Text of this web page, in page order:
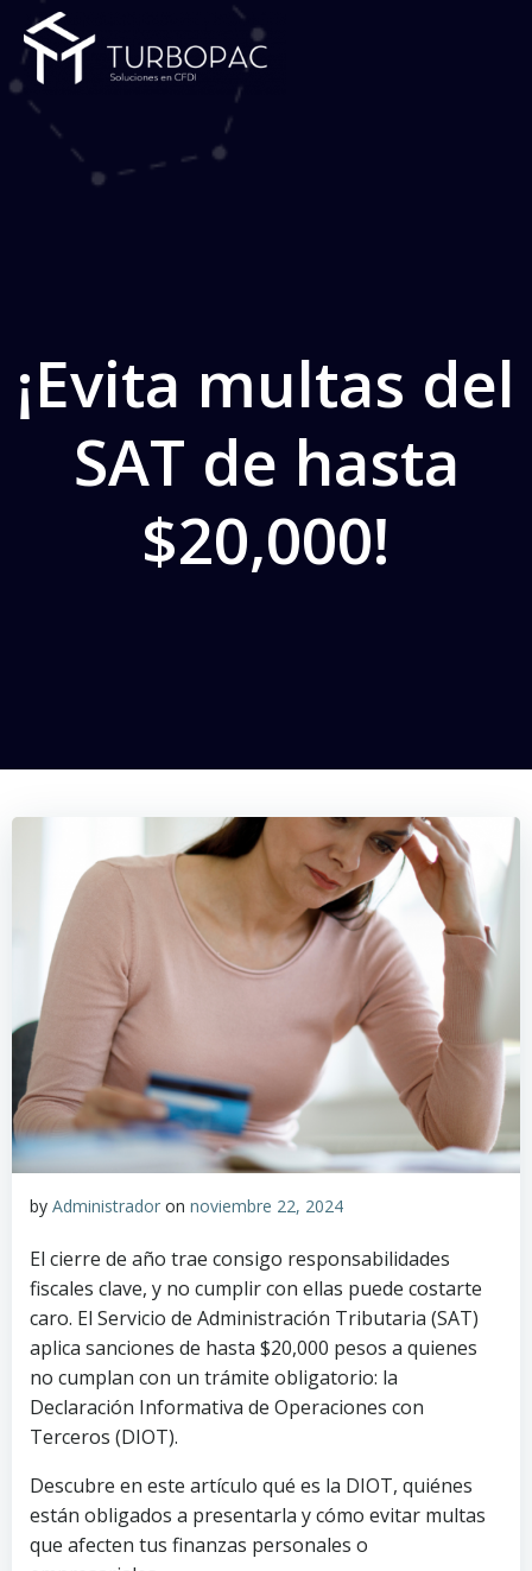
al
contenido
¡Evita multas del
SAT de hasta
$20,000!
by Administrador on noviembre 22, 2024
El cierre de año trae consigo responsabilidades
fiscales clave, y no cumplir con ellas puede costarte
caro. El Servicio de Administración Tributaria (SAT)
aplica sanciones de hasta $20,000 pesos a quienes
no cumplan con un trámite obligatorio: la
Declaración Informativa de Operaciones con
Terceros (DIOT).
Descubre en este artículo qué es la DIOT, quiénes
están obligados a presentarla y cómo evitar multas
que afecten tus finanzas personales o